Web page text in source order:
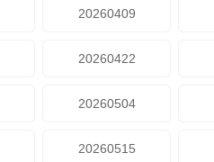
20260409
20260422
20260504
20260515